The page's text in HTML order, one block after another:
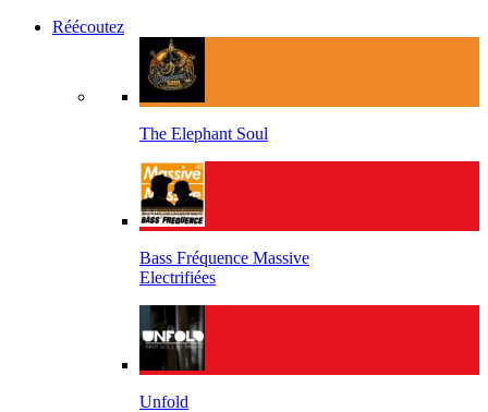
Réécoutez
The Elephant Soul
Bass Fréquence Massive
Electrifiées
Unfold